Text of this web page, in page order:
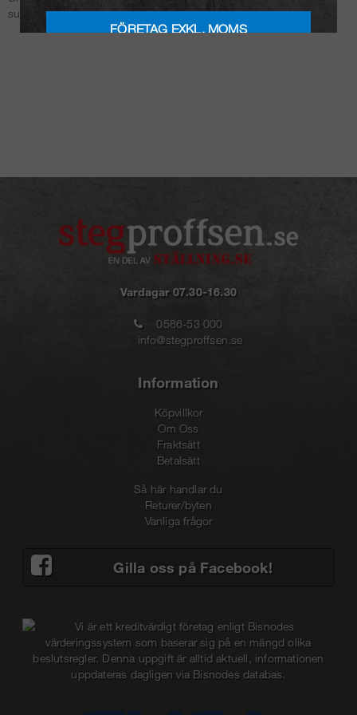
support så kommer de hjälpa dig omgående.
Vardagar 07.30-16.30
0586-53 000
info@stegproffsen.se
Information
Köpvillkor
Om Oss
Fraktsätt
Betalsätt
Så här handlar du
Returer/byten
Vanliga frågor
Gilla oss på Facebook!
FÖRETAG EXKL. MOMS